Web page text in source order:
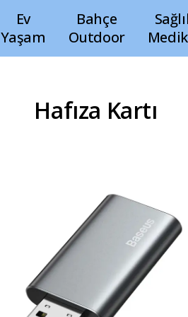
Ev
Yaşam
Bahçe
Outdoor
Hafıza Kartı